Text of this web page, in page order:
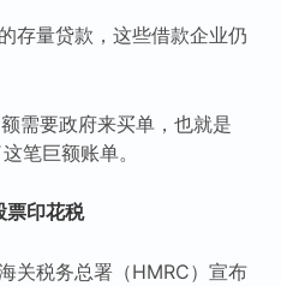
存量贷款，这些借款企业仍
需要政府来买单，也就是
笔巨额账单。
票印花税
关税务总署（HMRC）宣布